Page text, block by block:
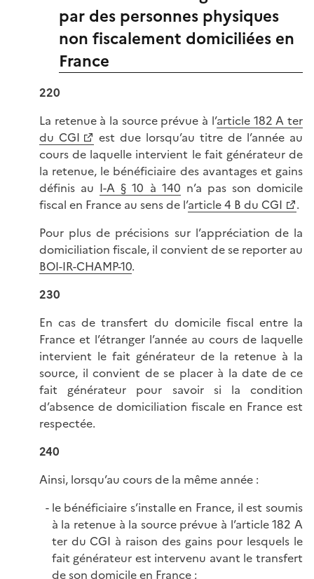
par des personnes physiques
non fiscalement domiciliées en
France
220
La retenue à la source prévue à l’article 182 A ter
du CGI
est due lorsqu’au titre de l’année au
cours de laquelle intervient le fait générateur de
la retenue, le bénéficiaire des avantages et gains
définis au I-A § 10 à 140 n’a pas son domicile
fiscal en France au sens de l’article 4 B du CGI
.
Pour plus de précisions sur l’appréciation de la
domiciliation fiscale, il convient de se reporter au
BOI-IR-CHAMP-10.
230
En cas de transfert du domicile fiscal entre la
France et l’étranger l’année au cours de laquelle
intervient le fait générateur de la retenue à la
source, il convient de se placer à la date de ce
fait générateur pour savoir si la condition
d’absence de domiciliation fiscale en France est
respectée.
240
Ainsi, lorsqu’au cours de la même année :
le bénéficiaire s’installe en France, il est soumis
à la retenue à la source prévue à l’article 182 A
ter du CGI à raison des gains pour lesquels le
fait générateur est intervenu avant le transfert
de son domicile en France ;